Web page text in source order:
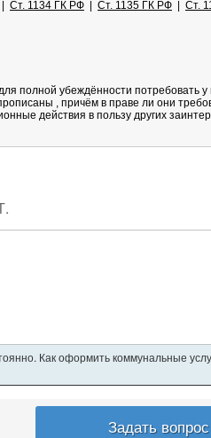
Ст. 1134 ГК РФ Ст. 1135 ГК РФ Ст.
полной убеждённости потребовать у
, причём в праве ли они
действия в пользу других
Как оформить коммунальные
Задать вопрос